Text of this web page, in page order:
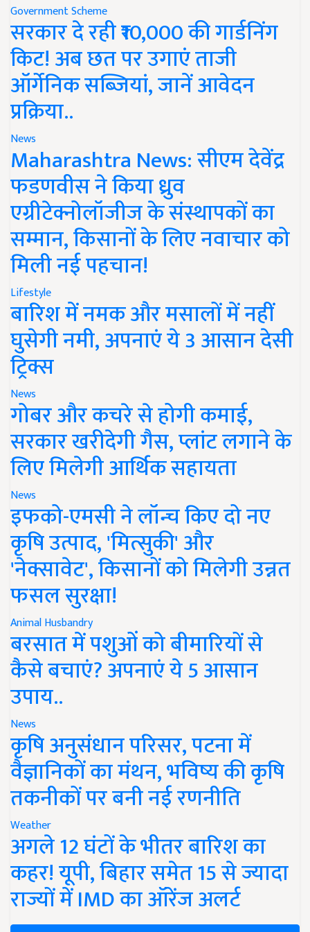
Government Scheme
सरकार दे रही ₹10,000 की गार्डनिंग
किट! अब छत पर उगाएं ताजी
ऑर्गेनिक सब्जियां, जानें आवेदन
प्रक्रिया..
News
Maharashtra News: सीएम देवेंद्र
फडणवीस ने किया ध्रुव
एग्रीटेक्नोलॉजीज के संस्थापकों का
सम्मान, किसानों के लिए नवाचार को
मिली नई पहचान!
Lifestyle
बारिश में नमक और मसालों में नहीं
घुसेगी नमी, अपनाएं ये 3 आसान देसी
ट्रिक्स
News
गोबर और कचरे से होगी कमाई,
सरकार खरीदेगी गैस, प्लांट लगाने के
लिए मिलेगी आर्थिक सहायता
News
इफको-एमसी ने लॉन्च किए दो नए
कृषि उत्पाद, 'मित्सुकी' और
'नेक्सावेट', किसानों को मिलेगी उन्नत
फसल सुरक्षा!
Animal Husbandry
बरसात में पशुओं को बीमारियों से
कैसे बचाएं? अपनाएं ये 5 आसान
उपाय..
News
कृषि अनुसंधान परिसर, पटना में
वैज्ञानिकों का मंथन, भविष्य की कृषि
तकनीकों पर बनी नई रणनीति
Weather
अगले 12 घंटों के भीतर बारिश का
कहर! यूपी, बिहार समेत 15 से ज्यादा
राज्यों में IMD का ऑरेंज अलर्ट